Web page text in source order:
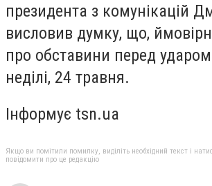
президента з комунікацій
висловив думку, що,
про обставини перед
неділі, 24 травня.
Інформує tsn.ua
Якщо ви помітили помилку, виділіть необхідний текст і
повідомити про це редакцію